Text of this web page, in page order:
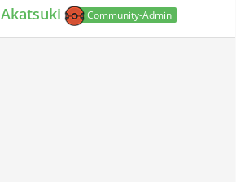
Akatsuki Community-Admin